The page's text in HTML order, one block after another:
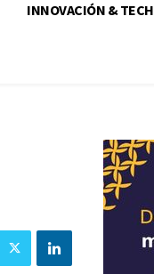
INNOVACIÓN & TECH